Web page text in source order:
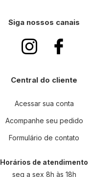
Siga nossos canais
Central do cliente
Acessar sua conta
Acompanhe seu pedido
Formulário de contato
Horários de atendimento
seg a sex 8h às 18h